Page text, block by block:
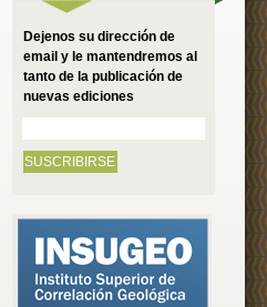
Dejenos su dirección de
email y le mantendremos al
tanto de la publicación de
nuevas ediciones